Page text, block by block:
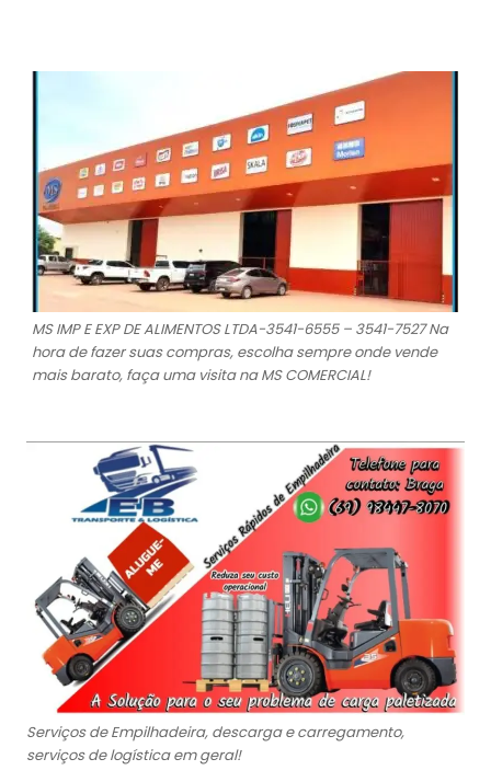
MS IMP E EXP DE ALIMENTOS LTDA-3541-6555 – 3541-7527 Na
hora de fazer suas compras, escolha sempre onde vende
mais barato, faça uma visita na MS COMERCIAL!
Serviços de Empilhadeira, descarga e carregamento,
serviços de logística em geral!